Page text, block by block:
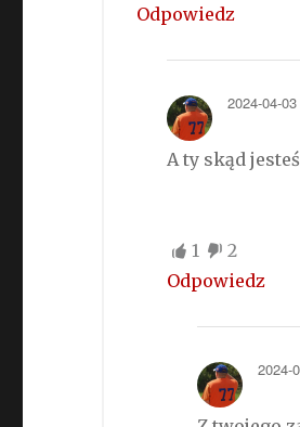
Odpowiedz
2024-04-
A ty skąd
1
2
Odpowiedz
2024-